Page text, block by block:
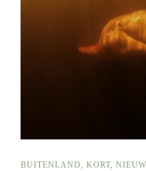
BUITENLAND, KORT,